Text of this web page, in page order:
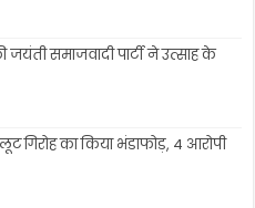
जयंती समाजवादी पार्टी ने उत्साह के
गिरोह का किया भंडाफोड़, 4 आरोपी